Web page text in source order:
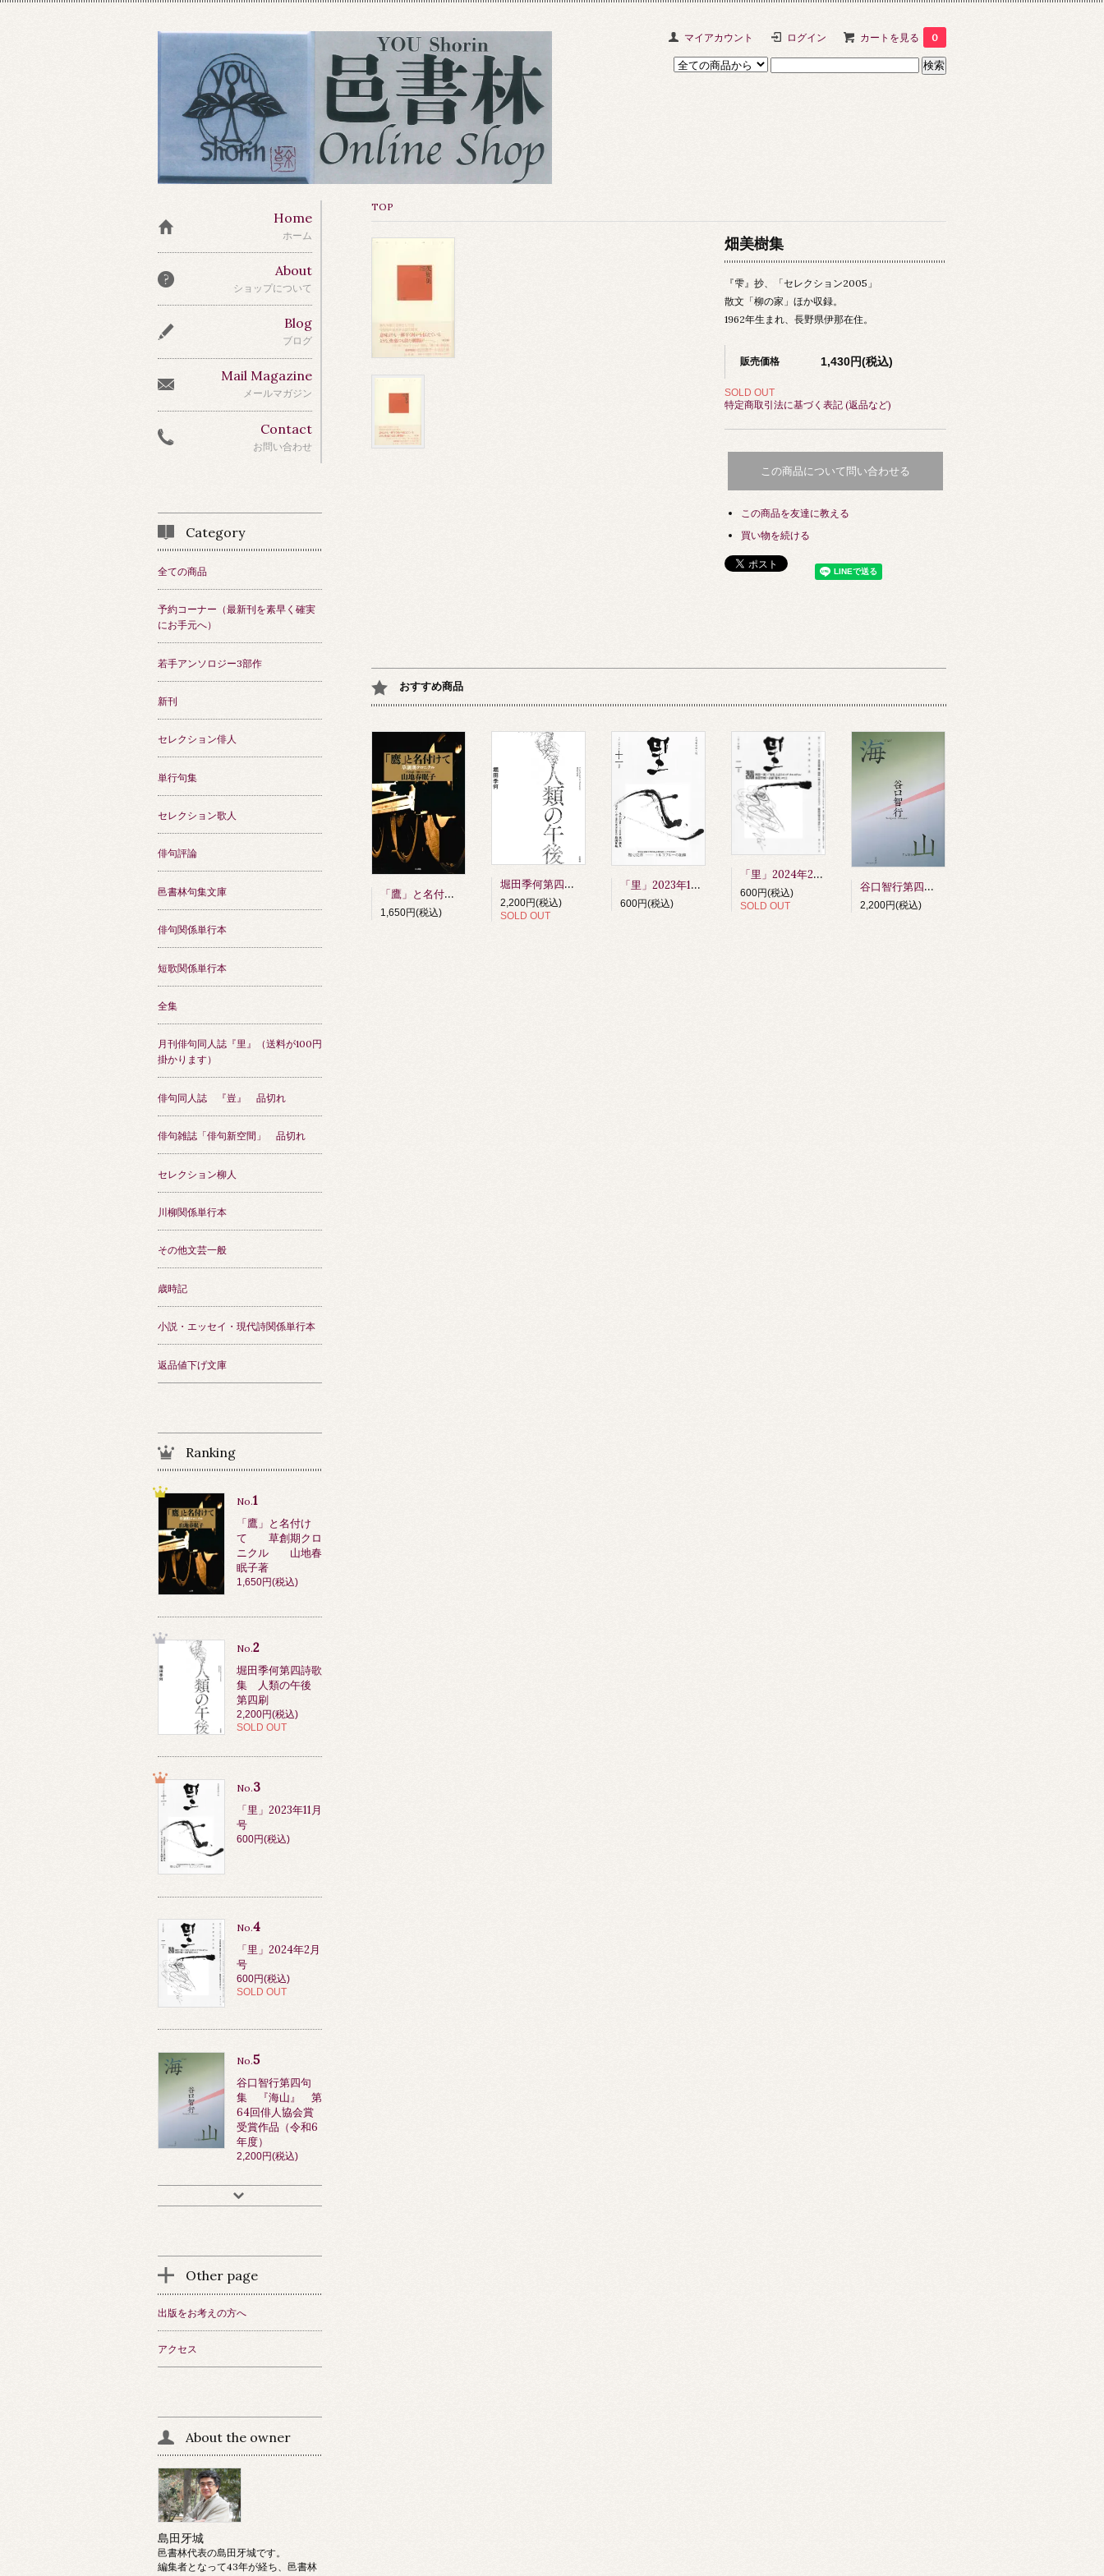
マイアカウント ログイン カートを見る 0
TOP
畑美樹集
『雫』抄、「セレクション2005」
散文「柳の家」ほか収録。
1962年生まれ、長野県伊那在住。
販売価格 1,430円(税込)
SOLD OUT
特定商取引法に基づく表記 (返品など)
この商品について問い合わせる
この商品を友達に教える
買い物を続ける
おすすめ商品
「鷹」と名付けて 草創期クロニクル 山地春眠子著
1,650円(税込)
堀田季何第四詩歌集 人類の午後 第四刷
2,200円(税込)
SOLD OUT
「里」2023年11月号
600円(税込)
「里」2024年2月号
600円(税込)
SOLD OUT
谷口智行第四句集 『海山』 第64回俳人協会賞受賞作品（令和6年度）
2,200円(税込)
Home
ホーム
About
ショップについて
Blog
ブログ
Mail Magazine
メールマガジン
Contact
お問い合わせ
Category
全ての商品
予約コーナー（最新刊を素早く確実
にお手元へ）
若手アンソロジー3部作
新刊
セレクション俳人
単行句集
セレクション歌人
俳句評論
邑書林句集文庫
俳句関係単行本
短歌関係単行本
全集
月刊俳句同人誌『里』（送料が100円
掛かります）
俳句同人誌 『豈』 品切れ
俳句雑誌「俳句新空間」 品切れ
セレクション柳人
川柳関係単行本
その他文芸一般
歳時記
小説・エッセイ・現代詩関係単行本
返品値下げ文庫
Ranking
No.1
「鷹」と名付け
て 草創期クロ
ニクル 山地春
眠子著
1,650円(税込)
No.2
堀田季何第四詩歌
集 人類の午後
第四刷
2,200円(税込)
SOLD OUT
No.3
「里」2023年11月
号
600円(税込)
No.4
「里」2024年2月
号
600円(税込)
SOLD OUT
No.5
谷口智行第四句
集 『海山』 第
64回俳人協会賞
受賞作品（令和6
年度）
2,200円(税込)
Other page
出版をお考えの方へ
アクセス
About the owner
島田牙城
邑書林代表の島田牙城です。
編集者となって43年が経ち、邑書林